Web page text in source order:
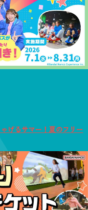
げるサマー！夏のフリー